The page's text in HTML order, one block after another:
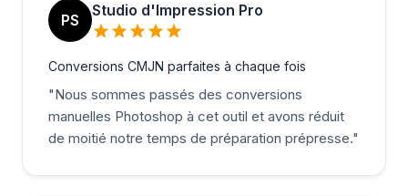
PS
Studio d'Impression Pro
Conversions CMJN parfaites à chaque fois
"Nous sommes passés des conversions
manuelles Photoshop à cet outil et avons réduit
de moitié notre temps de préparation prépresse."